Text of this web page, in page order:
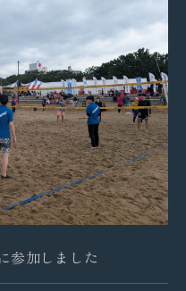
参加しました